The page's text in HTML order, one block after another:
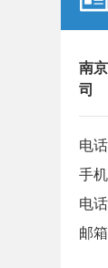
南
司
电
手
电
邮